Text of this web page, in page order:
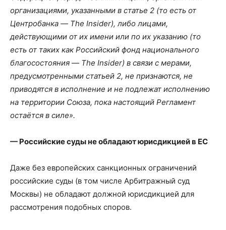
организациями, указанными в статье 2 (то есть от
Центробанка — The Insider), либо лицами,
действующими от их имени или по их указанию (то
есть от таких как Российский фонд национального
благосостояния — The Insider) в связи с мерами,
предусмотренными статьей 2, не признаются, не
приводятся в исполнение и не подлежат исполнению
на территории Союза, пока настоящий Регламент
остаётся в силе».
— Российские суды не обладают юрисдикцией в ЕС
Даже без европейских санкционных ограничений
российские суды (в том числе Арбитражный суд
Москвы) не обладают должной юрисдикцией для
рассмотрения подобных споров.